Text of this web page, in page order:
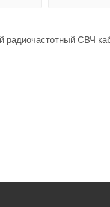
радиочастотный СВЧ